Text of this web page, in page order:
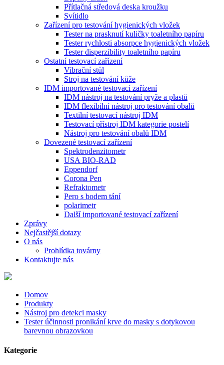
Přítlačná středová deska kroužku
Svítidlo
Zařízení pro testování hygienických vložek
Tester na prasknutí kuličky toaletního papíru
Tester rychlosti absorpce hygienických vložek
Tester disperzibility toaletního papíru
Ostatní testovací zařízení
Vibrační stůl
Stroj na testování kůže
IDM importované testovací zařízení
IDM nástroj na testování pryže a plastů
IDM flexibilní nástroj pro testování obalů
Textilní testovací nástroj IDM
Testovací přístroj IDM kategorie postelí
Nástroj pro testování obalů IDM
Dovezené testovací zařízení
Spektrodenzitometr
USA BIO-RAD
Eppendorf
Corona Pen
Refraktometr
Pero s bodem tání
polarimetr
Další importované testovací zařízení
Zprávy
Nejčastější dotazy
O nás
Prohlídka továrny
Kontaktujte nás
Domov
Produkty
Nástroj pro detekci masky
Tester účinnosti pronikání krve do masky s dotykovou
barevnou obrazovkou
Kategorie